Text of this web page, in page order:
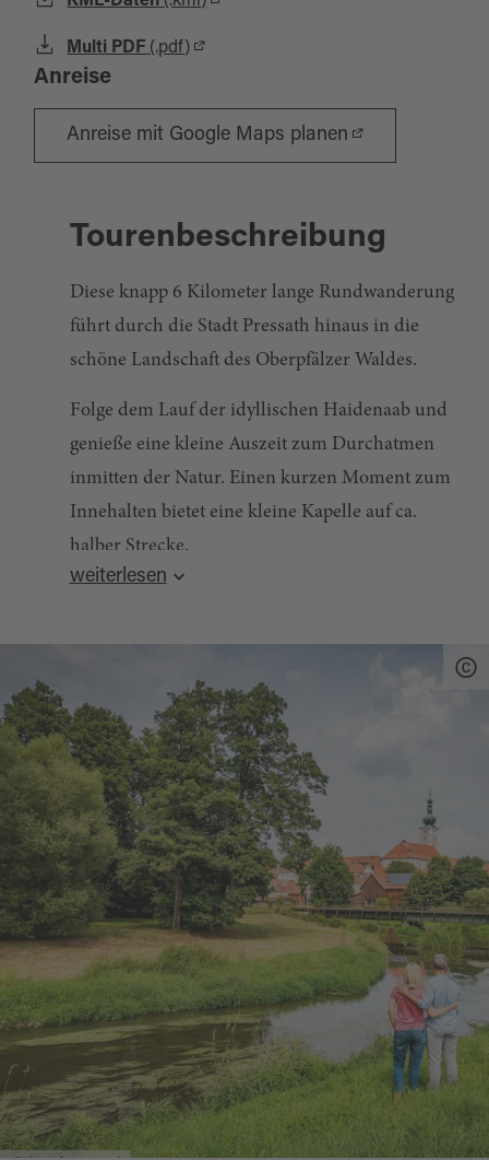
Multi PDF (.pdf)
Anreise
Anreise mit Google Maps planen
Tourenbeschreibung
Diese knapp 6 Kilometer lange Rundwanderung
führt durch die Stadt Pressath hinaus in die
schöne Landschaft des Oberpfälzer Waldes.
Folge dem Lauf der idyllischen Haidenaab und
genieße eine kleine Auszeit zum Durchatmen
inmitten der Natur. Einen kurzen Moment zum
Innehalten bietet eine kleine Kapelle auf ca.
halber Strecke.
weiterlesen